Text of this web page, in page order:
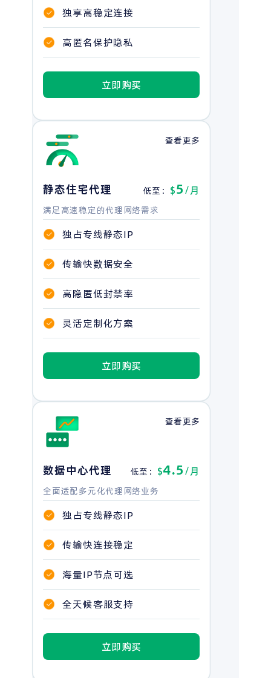
独享高稳定连接
高匿名保护隐私
立即购买
查看更多
静态住宅代理 低至： $5/月
满足高速稳定的代理网络需求
独占专线静态IP
传输快数据安全
高隐匿低封禁率
灵活定制化方案
立即购买
查看更多
数据中心代理 低至： $4.5/月
全面适配多元化代理网络业务
独占专线静态IP
传输快连接稳定
海量IP节点可选
全天候客服支持
立即购买